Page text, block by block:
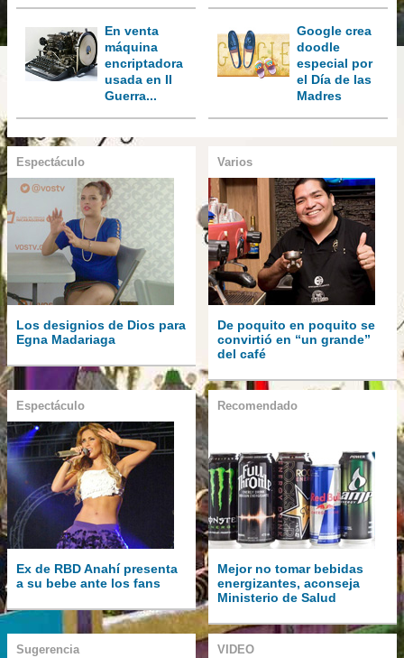
En venta
máquina
encriptadora
usada en II
Guerra...
Google crea
doodle
especial por
el Día de las
Madres
Espectáculo
Los designios de Dios para
Egna Madariaga
Varios
De poquito en poquito se
convirtió en “un grande”
del café
Espectáculo
Ex de RBD Anahí presenta
a su bebe ante los fans
Recomendado
Mejor no tomar bebidas
energizantes, aconseja
Ministerio de Salud
Sugerencia VIDEO